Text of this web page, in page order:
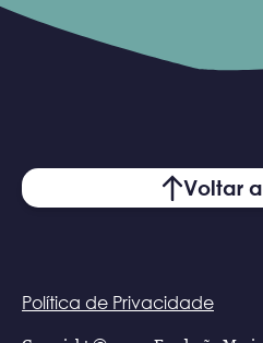
Voltar
Política de Privacidade